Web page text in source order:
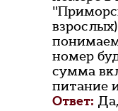
номер
сумма
питание
Ответ: